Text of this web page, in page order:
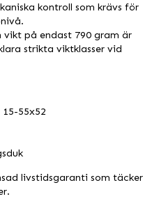
kontroll som krävs för
vikt på endast 790 gram är
strikta viktklasser vid
55x52
livstidsgaranti som täcker